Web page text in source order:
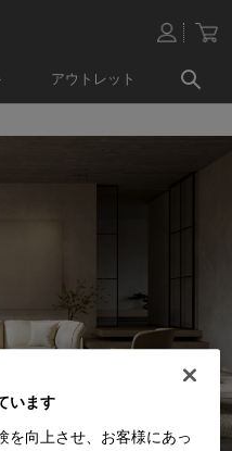
アウトレット
います
を向上させ、お客様にあっ